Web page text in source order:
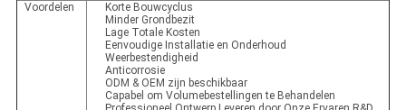
Voordelen
Korte Bouwcyclus
Minder Grondbezit
Lage Totale Kosten
Eenvoudige Installatie en Onderhoud
Weerbestendigheid
Anticorrosie
ODM & OEM zijn beschikbaar
Capabel om Volumebestellingen te Behandelen